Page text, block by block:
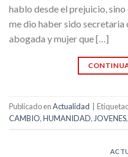
hablo desde el prejuicio,
me dio haber sido secretaria
abogada y mujer que […]
Publicado enActualidad
CAMBIO,HUMANIDAD, JOVENES,